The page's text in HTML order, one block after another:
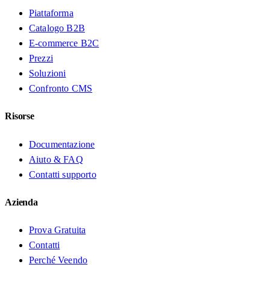
Piattaforma
Catalogo B2B
E-commerce B2C
Prezzi
Soluzioni
Confronto CMS
Risorse
Documentazione
Aiuto & FAQ
Contatti supporto
Azienda
Prova Gratuita
Contatti
Perché Veendo